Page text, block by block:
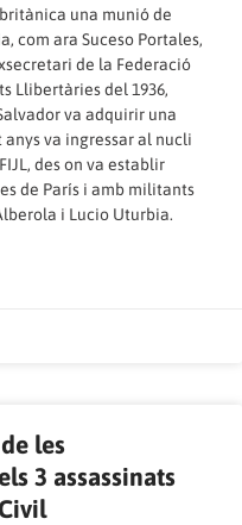
una munió de
com ara Suceso Portales,
de la Federació
Llibertàries del 1936,
va adquirir una
va ingressar al nucli
des on va establir
de París i amb militants
i Lucio Uturbia.
les
3 assassinats